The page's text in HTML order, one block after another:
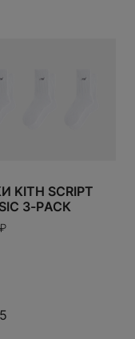
KITH SCRIPT
3-PАСК
₽
5